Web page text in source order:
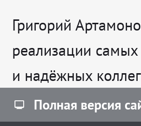
Григорий
реализации
и надёжных
Полная версия